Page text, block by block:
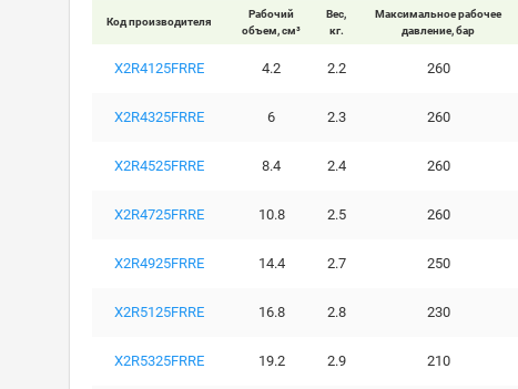
Код производителя
Рабочий
объем, см³
Вес,
кг.
Максимальное рабочее
давление, бар
X2R4125FRRE 4.2 2.2 260
X2R4325FRRE 6 2.3 260
X2R4525FRRE 8.4 2.4 260
X2R4725FRRE 10.8 2.5 260
X2R4925FRRE 14.4 2.7 250
X2R5125FRRE 16.8 2.8 230
X2R5325FRRE 19.2 2.9 210